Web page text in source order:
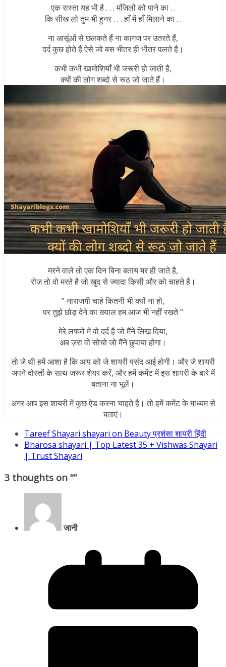
एक रास्ता यह भी है . . . मंजिलों को पाने का . .
कि सीख लो तुम भी हुनर . . . हाँ में हाँ मिलाने का . .
ना आसूंओं से छलकते हैं ना कागज पर उतरते हैं,
दर्द कुछ होते हैं ऐसे जो बस भीतर ही भीतर पलते है।
कभी कभी खामोशियाँ भी जरूरी हो जाती है,
क्यों की लोग शब्दो से रूठ जो जाते हैं।
मरने वाले तो एक दिन बिना बताय मर ही जाते है,
रोज़ तो वो मरते है जो खुद से ज्यादा किसी और को चाहते है।
” नाराजगी चाहे कितनी भी क्यों ना हो,
पर तुझे छोड़ देने का ख्याल हम आज भी नहीं रखते “
मेरे लफ्जों में वो दर्द है जो मैंने लिख दिया,
अब ज़रा वो सोचो जो मैंने छुपाया होगा।
तो जे थीहमें आशा है कि आप को जे शायरी पसंद आई होगी। और जे शायरी
अपने दोस्तों के साथ जरूर शेयर करें, और हमें कमेंट में इस शायरी के बारे में
बताना ना भूलें।
अगर आप इस शायरी में कुछ ऐड करना चाहते है। तो हमें कमेंट के माध्यम से
बताएं।
Tareef Shayari shayari on Beauty प्रशंसा शायरी हिंदी
Bharosa shayari | Top Latest 35 + Vishwas Shayari
| Trust Shayari
3 thoughts on “”
जानी